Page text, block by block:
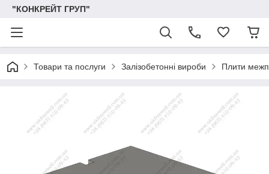
"КОНКРЕЙТ ГРУП"
Товари та послуги Залізобетонні вироби Плити